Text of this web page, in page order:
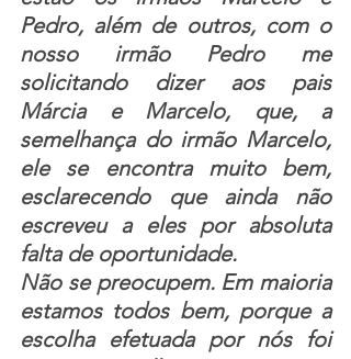
Pedro, além de outros, com o
nosso irmão Pedro me
solicitando dizer aos pais
Márcia e Marcelo, que, a
semelhança do irmão Marcelo,
ele se encontra muito bem,
esclarecendo que ainda não
escreveu a eles por absoluta
falta de oportunidade.
Não se preocupem. Em maioria
estamos todos bem, porque a
escolha efetuada por nós foi